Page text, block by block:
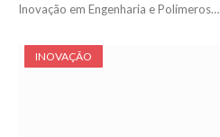
Inovação em Engenharia e Polímeros…
INOVAÇÃO